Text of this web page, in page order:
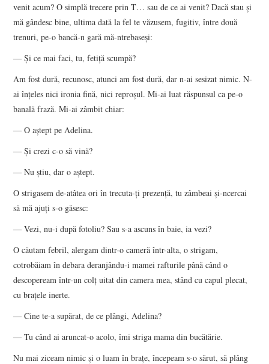
venit acum? O simplă trecere prin T… sau de ce ai venit? Dacă stau și
mă gândesc bine, ultima dată la fel te văzusem, fugitiv, între două
trenuri, pe-o bancă-n gară mă-ntrebaseși:
― Și ce mai faci, tu, fetiță scumpă?
Am fost dură, recunosc, atunci am fost dură, dar n-ai sesizat nimic. N-
ai înțeles nici ironia fină, nici reproșul. Mi-ai luat răspunsul ca pe-o
banală frază. Mi-ai zâmbit chiar:
― O aștept pe Adelina.
― Și crezi c-o să vină?
― Nu știu, dar o aștept.
O strigasem de-atâtea ori în trecuta-ți prezență, tu zâmbeai și-ncercai
să mă ajuți s-o găsesc:
― Vezi, nu-i după fotoliu? Sau s-a ascuns în baie, ia vezi?
O căutam febril, alergam dintr-o cameră într-alta, o strigam,
cotrobăiam în debara deranjându-i mamei rafturile până când o
descopeream într-un colț uitat din camera mea, stând cu capul plecat,
cu brațele inerte.
― Cine te-a supărat, de ce plângi, Adelina?
― Tu când ai aruncat-o acolo, îmi striga mama din bucătărie.
Nu mai ziceam nimic și o luam în brațe, începeam s-o sărut, să plâng